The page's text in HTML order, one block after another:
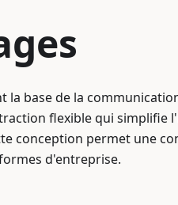
la base de la
flexible qui simplifie
conception permet une
d'entreprise.